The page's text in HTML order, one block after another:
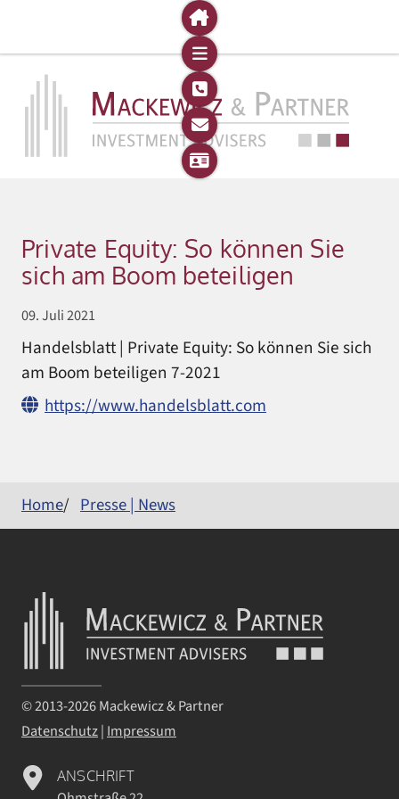
Private Equity: So können Sie
sich am Boom beteiligen
09. Juli 2021
Handelsblatt | Private Equity: So können Sie sich
am Boom beteiligen 7-2021
https://www.handelsblatt.com
Home Presse | News
© 2013-2026 Mackewicz & Partner
Datenschutz| Impressum
ANSCHRIFT